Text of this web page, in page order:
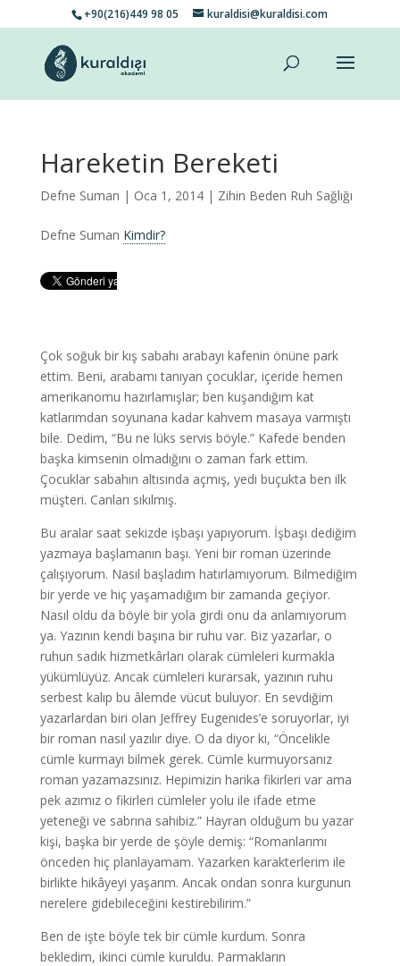
+90(216)449 98 05 kuraldisi@kuraldisi.com
Hareketin Bereketi
Defne Suman | Oca 1, 2014 | Zihin Beden Ruh Sağlığı
Defne Suman Kimdir?
Çok soğuk bir kış sabahı arabayı kafenin önüne park
ettim. Beni, arabamı tanıyan çocuklar, içeride hemen
amerikanomu hazırlamışlar; ben kuşandığım kat
katlarımdan soyunana kadar kahvem masaya varmıştı
bile. Dedim, “Bu ne lüks servis böyle.” Kafede benden
başka kimsenin olmadığını o zaman fark ettim.
Çocuklar sabahın altısında açmış, yedi buçukta ben ilk
müşteri. Canları sıkılmış.
Bu aralar saat sekizde işbaşı yapıyorum. İşbaşı dediğim
yazmaya başlamanın başı. Yeni bir roman üzerinde
çalışıyorum. Nasıl başladım hatırlamıyorum. Bilmediğim
bir yerde ve hiç yaşamadığım bir zamanda geçiyor.
Nasıl oldu da böyle bir yola girdi onu da anlamıyorum
ya. Yazının kendi başına bir ruhu var. Biz yazarlar, o
ruhun sadık hizmetkârları olarak cümleleri kurmakla
yükümlüyüz. Ancak cümleleri kurarsak, yazının ruhu
serbest kalıp bu âlemde vücut buluyor. En sevdiğim
yazarlardan biri olan Jeffrey Eugenides’e soruyorlar, iyi
bir roman nasıl yazılır diye. O da diyor ki, “Öncelikle
cümle kurmayı bilmek gerek. Cümle kurmuyorsanız
roman yazamazsınız. Hepimizin harika fikirleri var ama
pek azımız o fikirleri cümleler yolu ile ifade etme
yeteneği ve sabrına sahibiz.” Hayran olduğum bu yazar
kişi, başka bir yerde de şöyle demiş: “Romanlarımı
önceden hiç planlayamam. Yazarken karakterlerim ile
birlikte hikâyeyi yaşarım. Ancak ondan sonra kurgunun
nerelere gidebileceğini kestirebilirim.”
Ben de işte böyle tek bir cümle kurdum. Sonra
bekledim, ikinci cümle kuruldu. Parmakların